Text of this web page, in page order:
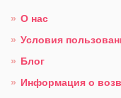
О нас
Условия
Блог
Информация о